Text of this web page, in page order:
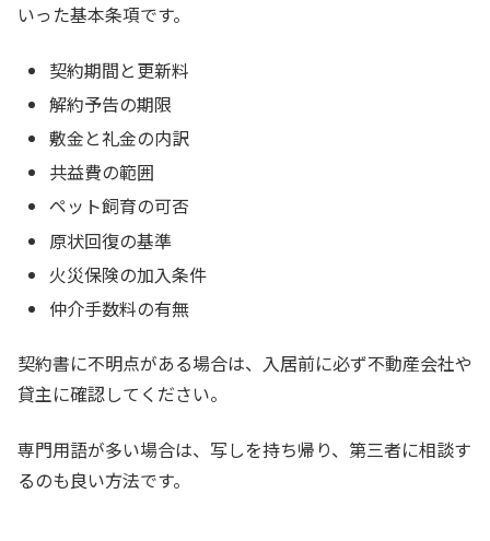
いった基本条項です。
契約期間と更新料
解約予告の期限
敷金と礼金の内訳
共益費の範囲
ペット飼育の可否
原状回復の基準
火災保険の加入条件
仲介手数料の有無
契約書に不明点がある場合は、入居前に必ず不動産会社や
貸主に確認してください。
専門用語が多い場合は、写しを持ち帰り、第三者に相談す
るのも良い方法です。